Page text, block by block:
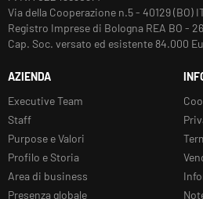
Via della Cooperazione n.5 - 40129 (BO)
Registro Imprese di Bologna REA BO -
Cap. Soc. versato ed esistente 84.000
AZIENDA
Executive Team
Staff
Purpose e Valori
Profilo e Storia
Area di business
Presenza globale